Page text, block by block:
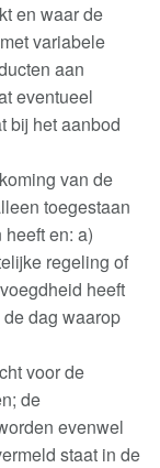
en waar de
variabele
aan
eventueel
bij het aanbod
van de
toegestaan
en: a)
regeling of
heeft
dag waarop
voor de
de
evenwel
staat in de